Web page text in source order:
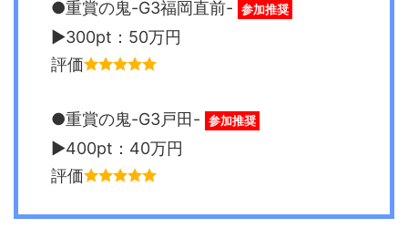
●重賞の鬼-G3福岡直前- 参加推奨
▶︎300pt：50万円
評価
●重賞の鬼-G3戸田- 参加推奨
▶︎400pt：40万円
評価